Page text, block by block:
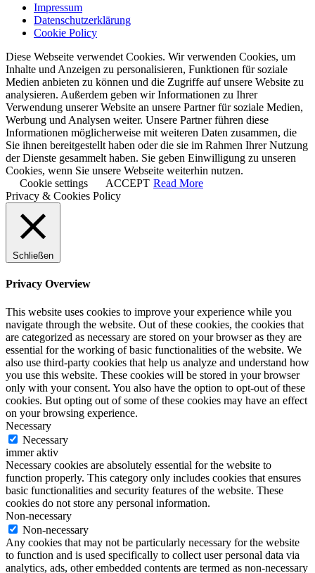
Impressum
Datenschutzerklärung
Cookie Policy
Diese Webseite verwendet Cookies. Wir verwenden Cookies, um
Inhalte und Anzeigen zu personalisieren, Funktionen für soziale
Medien anbieten zu können und die Zugriffe auf unsere Website zu
analysieren. Außerdem geben wir Informationen zu Ihrer
Verwendung unserer Website an unsere Partner für soziale Medien,
Werbung und Analysen weiter. Unsere Partner führen diese
Informationen möglicherweise mit weiteren Daten zusammen, die
Sie ihnen bereitgestellt haben oder die sie im Rahmen Ihrer Nutzung
der Dienste gesammelt haben. Sie geben Einwilligung zu unseren
Cookies, wenn Sie unsere Webseite weiterhin nutzen.
Cookie settings
ACCEPT Read More
Privacy & Cookies Policy
Schließen
Privacy Overview
This website uses cookies to improve your experience while you
navigate through the website. Out of these cookies, the cookies that
are categorized as necessary are stored on your browser as they are
essential for the working of basic functionalities of the website. We
also use third-party cookies that help us analyze and understand how
you use this website. These cookies will be stored in your browser
only with your consent. You also have the option to opt-out of these
cookies. But opting out of some of these cookies may have an effect
on your browsing experience.
Necessary
Necessary
immer aktiv
Necessary cookies are absolutely essential for the website to
function properly. This category only includes cookies that ensures
basic functionalities and security features of the website. These
cookies do not store any personal information.
Non-necessary
Non-necessary
Any cookies that may not be particularly necessary for the website
to function and is used specifically to collect user personal data via
analytics, ads, other embedded contents are termed as non-necessary